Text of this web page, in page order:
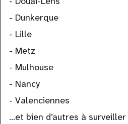
- Dunkerque
- Lille
- Metz
- Mulhouse
- Nancy
- Valenciennes
...et bien d’autres à